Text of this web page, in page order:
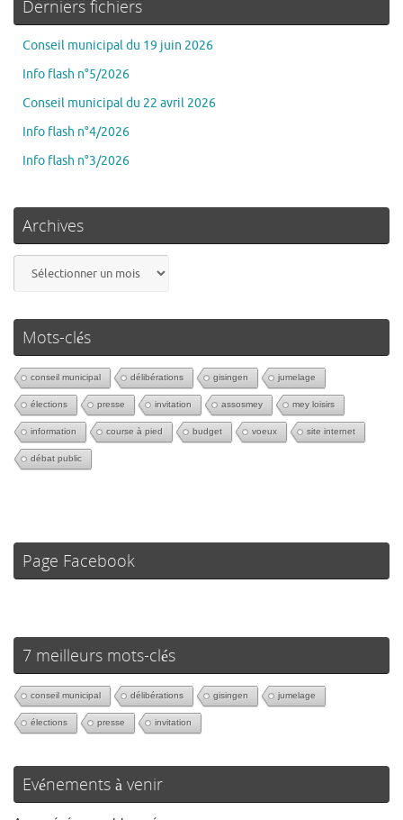
Derniers fichiers
Conseil municipal du 19 juin 2026
Info flash n°5/2026
Conseil municipal du 22 avril 2026
Info flash n°4/2026
Info flash n°3/2026
Archives
Mots-clés
conseil municipal délibérations gisingen jumelage
élections presse invitation assosmey mey loisirs
information course à pied budget voeux site internet
débat public
Page Facebook
7 meilleurs mots-clés
conseil municipal délibérations gisingen jumelage
élections presse invitation
Evénements à venir